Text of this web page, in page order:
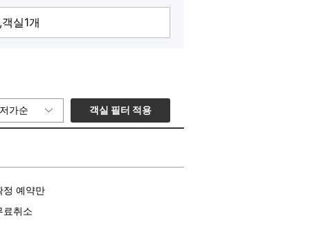
가순 객실 필터 적용
정 예약만
료취소